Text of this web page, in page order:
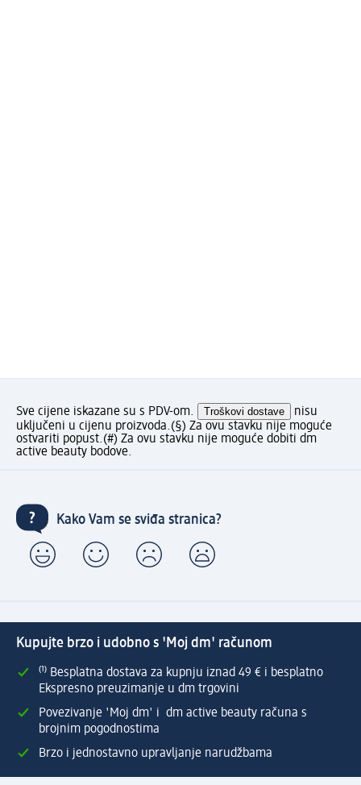
Sve cijene iskazane su s PDV-om. Troškovi dostave
nisu
uključeni u cijenu proizvoda.(§) Za ovu stavku nije moguće
ostvariti popust.(#) Za ovu stavku nije moguće dobiti dm
active beauty bodove.
Kako Vam se sviđa stranica?
Kupujte brzo i udobno s 'Moj dm' računom
⁽¹⁾ Besplatna dostava za kupnju iznad 49 € i besplatno
Ekspresno preuzimanje u dm trgovini
Povezivanje 'Moj dm' i dm active beauty računa s
brojnim pogodnostima
Brzo i jednostavno upravljanje narudžbama